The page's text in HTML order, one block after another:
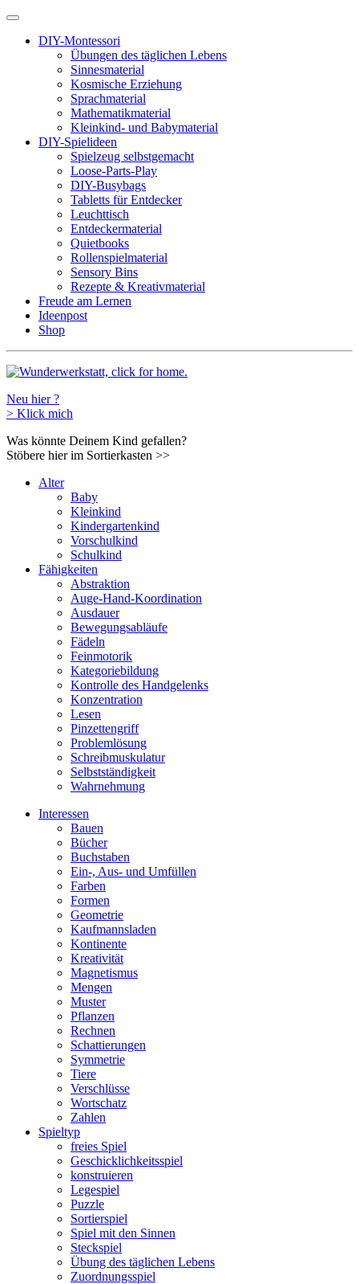
DIY-Montessori
Übungen des täglichen Lebens
Sinnesmaterial
Kosmische Erziehung
Sprachmaterial
Mathematikmaterial
Kleinkind- und Babymaterial
DIY-Spielideen
Spielzeug selbstgemacht
Loose-Parts-Play
DIY-Busybags
Tabletts für Entdecker
Leuchttisch
Entdeckermaterial
Quietbooks
Rollenspielmaterial
Sensory Bins
Rezepte & Kreativmaterial
Freude am Lernen
Ideenpost
Shop
Neu hier ?
> Klick mich
Was könnte Deinem Kind gefallen?
Stöbere hier im Sortierkasten >>
Alter
Baby
Kleinkind
Kindergartenkind
Vorschulkind
Schulkind
Fähigkeiten
Abstraktion
Auge-Hand-Koordination
Ausdauer
Bewegungsabläufe
Fädeln
Feinmotorik
Kategoriebildung
Kontrolle des Handgelenks
Konzentration
Lesen
Pinzettengriff
Problemlösung
Schreibmuskulatur
Selbstständigkeit
Wahrnehmung
Interessen
Bauen
Bücher
Buchstaben
Ein-, Aus- und Umfüllen
Farben
Formen
Geometrie
Kaufmannsladen
Kontinente
Kreativität
Magnetismus
Mengen
Muster
Pflanzen
Rechnen
Schattierungen
Symmetrie
Tiere
Verschlüsse
Wortschatz
Zahlen
Spieltyp
freies Spiel
Geschicklichkeitsspiel
konstruieren
Legespiel
Puzzle
Sortierspiel
Spiel mit den Sinnen
Steckspiel
Übung des täglichen Lebens
Zuordnungsspiel